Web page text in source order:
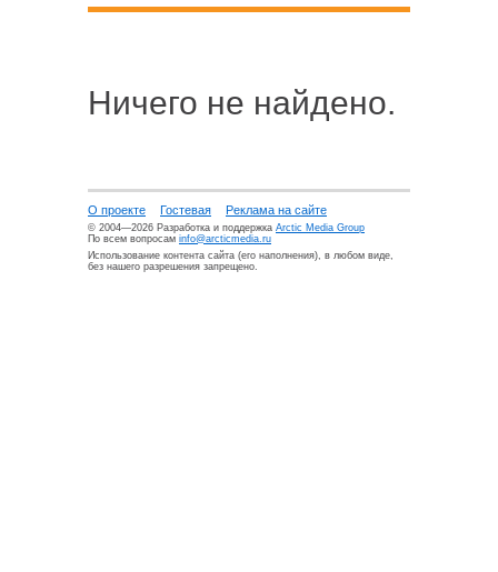
Ничего не найдено.
О проекте Гостевая Реклама на сайте
© 2004—2026 Разработка и поддержка Arctic Media Group
По всем вопросам info@arcticmedia.ru
Использование контента сайта (его наполнения), в любом виде,
без нашего разрешения запрещено.